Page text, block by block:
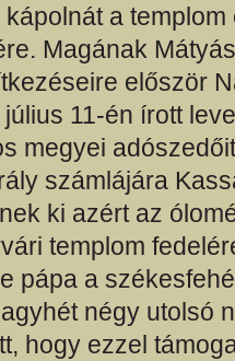
a
Magának
először
11-én írott
megyei
számlájára
ki azért az
templom
pápa a
négy utolsó
hogy ezzel